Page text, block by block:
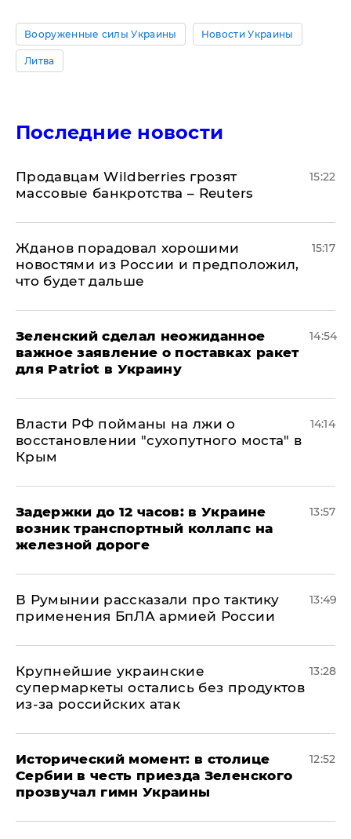
Вооруженные силы Украины Новости Украины
Литва
Последние новости
Продавцам Wildberries грозят
массовые банкротства – Reuters
15:22
Жданов порадовал хорошими
новостями из России и предположил,
что будет дальше
15:17
Зеленский сделал неожиданное
важное заявление о поставках ракет
для Patriot в Украину
14:54
Власти РФ пойманы на лжи о
восстановлении "сухопутного моста" в
Крым
14:14
Задержки до 12 часов: в Украине
возник транспортный коллапс на
железной дороге
13:57
В Румынии рассказали про тактику
применения БпЛА армией России
13:49
Крупнейшие украинские
супермаркеты остались без продуктов
из-за российских атак
13:28
Исторический момент: в столице
Сербии в честь приезда Зеленского
прозвучал гимн Украины
12:52